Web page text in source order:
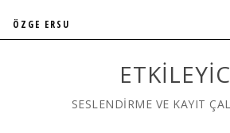
SESLENDİRME VE KAYIT
ÖZGE ERSU